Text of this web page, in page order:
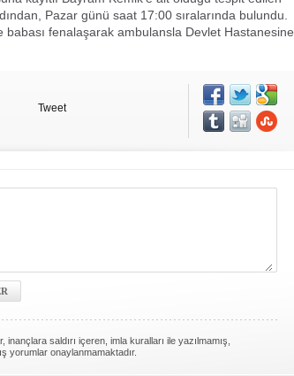
Pazar günü saat 17:00 sıralarında bulundu.
babası fenalaşarak ambulansla Devlet Hastanesine
Tweet
saldırı içeren, imla kuralları ile yazılmamış,
yorumlar onaylanmamaktadır.